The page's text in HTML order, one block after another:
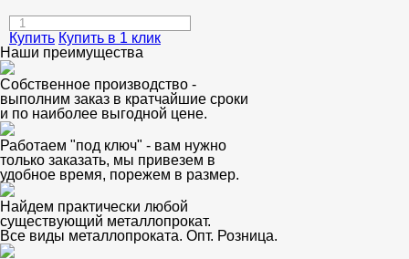
Купить Купить в 1 клик
Наши преимущества
Собственное производство -
выполним заказ в кратчайшие сроки
и по наиболее выгодной цене.
Работаем "под ключ" - вам нужно
только заказать, мы привезем в
удобное время, порежем в размер.
Найдем практически любой
существующий металлопрокат.
Все виды металлопроката. Опт. Розница.